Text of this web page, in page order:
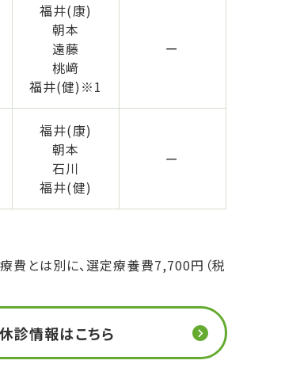
福井(康)
朝本
遠藤
桃﨑
福井(健)※1
ー
福井(康)
朝本
石川
福井(健)
ー
費とは別に、選定療養費7,700円（税
休診情報はこちら